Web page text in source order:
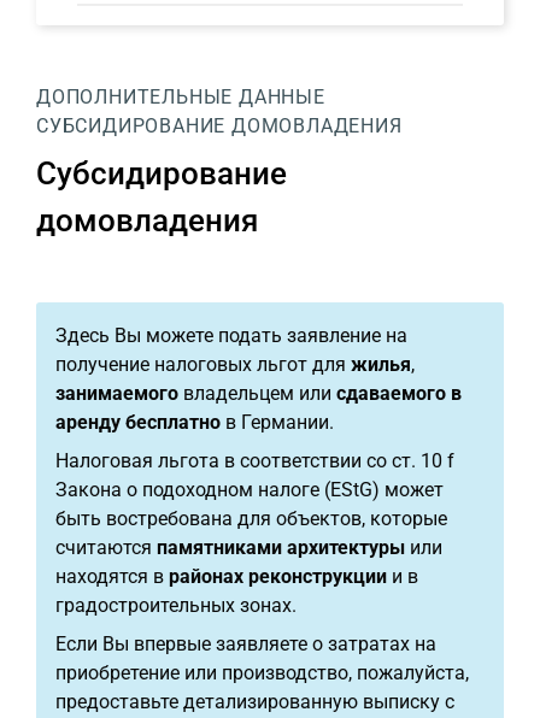
ДОПОЛНИТЕЛЬНЫЕ ДАННЫЕ
СУБСИДИРОВАНИЕ ДОМОВЛАДЕНИЯ
Субсидирование
домовладения
Здесь Вы можете подать заявление на
получение налоговых льгот для жилья,
занимаемого владельцем или сдаваемого в
аренду бесплатно в Германии.
Налоговая льгота в соответствии со ст. 10 f
Закона о подоходном налоге (EStG) может
быть востребована для объектов, которые
считаются памятниками архитектуры или
находятся в районах реконструкции и в
градостроительных зонах.
Если Вы впервые заявляете о затратах на
приобретение или производство, пожалуйста,
предоставьте детализированную выписку с